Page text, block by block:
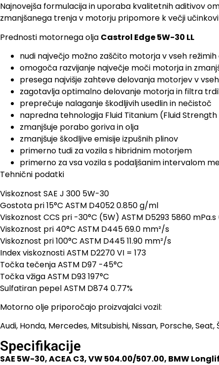
Najnovejša formulacija in uporaba kvalitetnih aditivov
zmanjšanega trenja v motorju pripomore k večji
Prednosti motornega olja Castrol Edge 5W-30 LL
nudi največjo možno zaščito motorja v vseh
omogoča razvijanje največje moči motorja in
presega najvišje zahteve delovanja motorjev v
zagotavlja optimalno delovanje motorja in filtra
preprečuje nalaganje škodljivih usedlin in nečistoč
napredna tehnologija Fluid Titanium (Fluid
zmanjšuje porabo goriva in olja
zmanjšuje škodljive emisije izpušnih plinov
primerno tudi za vozila s hibridnim motorjem
primerno za vsa vozila s podaljšanim intervalom
Tehnični podatki
Viskoznost SAE J 300 5W-30
Gostota pri 15°C ASTM D4052 0.850 g/ml
Viskoznost CCS pri -30°C (5W) ASTM D5293 5860
Viskoznost pri 40°C ASTM D445 69.0 mm²/s
Viskoznost pri 100°C ASTM D445 11.90 mm²/s
Index viskoznosti ASTM D2270 VI = 173
Točka tečenja ASTM D97 -45°C
Točka vžiga ASTM D93 197°C
Sulfatiran pepel ASTM D874 0.77%
Motorno olje priporočajo proizvajalci vozil:
Audi, Honda, Mercedes, Mitsubishi, Nissan, Porsche, Seat,
Specifikacije
SAE 5W-30, ACEA C3, VW 504.00/507.00, BMW